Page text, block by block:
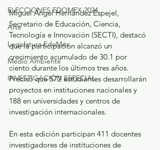
ELECCIONES EDOMEX 2024
Arte
Legislatura EdoMéx
Medio Ambiente
INVESTIGACIÓN ESPECIAL
Miguel Ángel Hernández Espejel,
Secretario de Educación, Ciencia,
Tecnología e Innovación (SECTI), destacó
que la participación alcanzó un
crecimiento acumulado de 30.1 por
ciento durante los últimos tres años.
Precisó que 572 estudiantes desarrollarán
proyectos en instituciones nacionales y
188 en universidades y centros de
investigación internacionales.
En esta edición participan 411 docentes
investigadores de instituciones de